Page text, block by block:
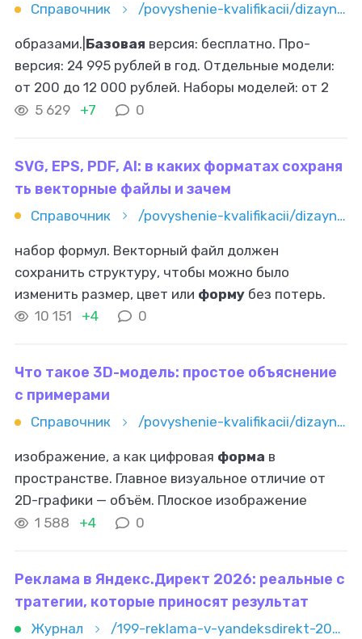
Справочник /povyshenie-kvalifikacii/dizayn/17-luchshih-programm-dlya-sozdaniya-3d-personajey-dlya-igr-na-ru
образами.| Базовая версия: бесплатно. Про-
версия: 24 995 рублей в год. Отдельные модели:
от 200 до 12 000 рублей. Наборы моделей: от 2
995 до 29 995 рублей.| |5. MakeHuman|Быстрое
5 629 +7 0
SVG, EPS, PDF, AI: в каких форматах сохраня
ть векторные файлы и зачем
Справочник /povyshenie-kvalifikacii/dizayn/vektornaya-grafika/svg-eps-pdf-ai-v-kakih-formatah-sohranyat-vektornye-fayly-i-zach
набор формул. Векторный файл должен
сохранить структуру, чтобы можно было
изменить размер, цвет или форму без потерь.
Именно поэтому для него используют форматы
10 151 +4 0
Что такое 3D-модель: простое объяснение
с примерами
Справочник /povyshenie-kvalifikacii/dizayn/3d/chto-takoe-3d-model-prostoe-obyasnenie-s-primerami
изображение, а как цифровая форма в
пространстве. Главное визуальное отличие от
2D-графики — объём. Плоское изображение
показывает объект с одной стороны и фиксирует
1 588 +4 0
Реклама в Яндекс.Директ 2026: реальные с
тратегии, которые приносят результат
Журнал /199-reklama-v-yandeksdirekt-2026-realnye-strategii-kotorye-prinosyat-rezultat